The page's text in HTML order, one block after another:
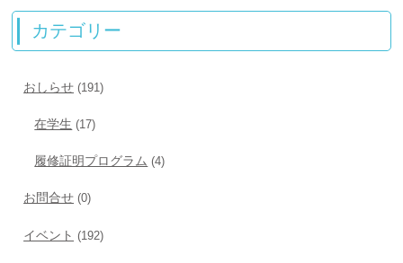
カテゴリー
おしらせ (191)
在学生 (17)
履修証明プログラム (4)
お問合せ (0)
イベント (192)